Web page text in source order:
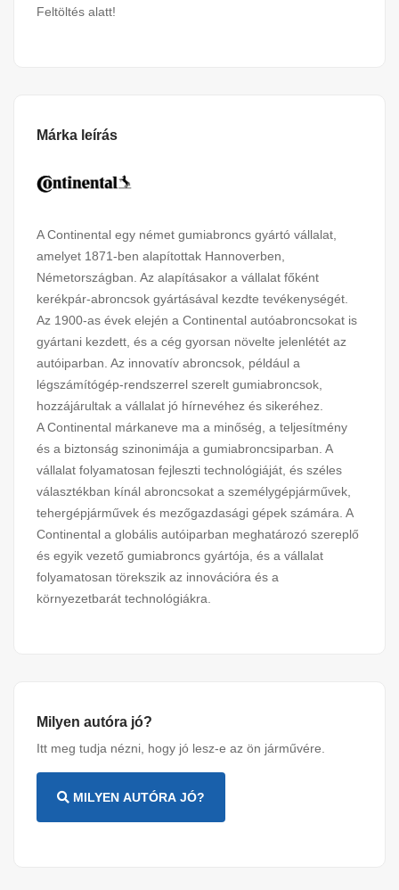
Feltöltés alatt!
Márka leírás
A Continental egy német gumiabroncs gyártó vállalat,
amelyet 1871-ben alapítottak Hannoverben,
Németországban. Az alapításakor a vállalat főként
kerékpár-abroncsok gyártásával kezdte tevékenységét.
Az 1900-as évek elején a Continental autóabroncsokat is
gyártani kezdett, és a cég gyorsan növelte jelenlétét az
autóiparban. Az innovatív abroncsok, például a
légszámítógép-rendszerrel szerelt gumiabroncsok,
hozzájárultak a vállalat jó hírnevéhez és sikeréhez.
A Continental márkaneve ma a minőség, a teljesítmény
és a biztonság szinonimája a gumiabroncsiparban. A
vállalat folyamatosan fejleszti technológiáját, és széles
választékban kínál abroncsokat a személygépjárművek,
tehergépjárművek és mezőgazdasági gépek számára. A
Continental a globális autóiparban meghatározó szereplő
és egyik vezető gumiabroncs gyártója, és a vállalat
folyamatosan törekszik az innovációra és a
környezetbarát technológiákra.
Milyen autóra jó?
Itt meg tudja nézni, hogy jó lesz-e az ön járművére.
MILYEN AUTÓRA JÓ?